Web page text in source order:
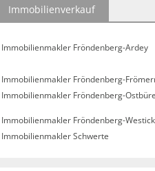
Immobilienverkauf
Immobilienmakler Fröndenberg-Ardey
Immobilienmakler Fröndenberg-
Immobilienmakler Fröndenberg-
Immobilienmakler Fröndenberg-Westick
Immobilienmakler Schwerte